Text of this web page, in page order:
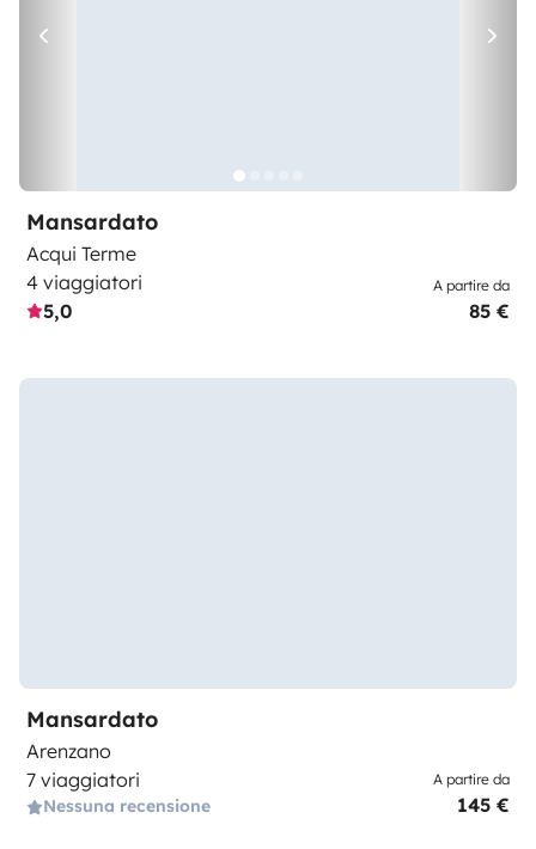
Mansardato
Acqui Terme
4 viaggiatori
5,0
A partire da
85 €
Mansardato
Arenzano
7 viaggiatori
Nessuna recensione
A partire da
145 €